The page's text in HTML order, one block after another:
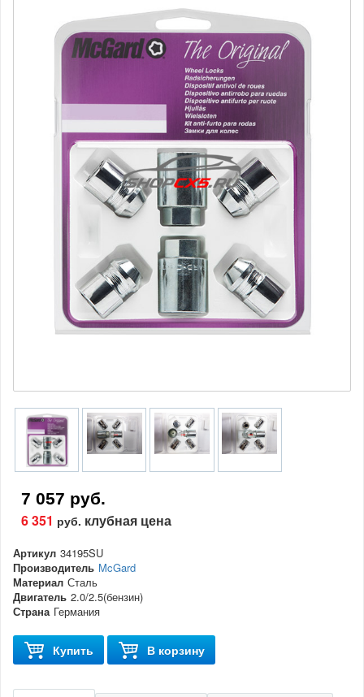
7 057 руб.
6 351 руб. клубная цена
Артикул 34195SU
Производитель McGard
Материал Сталь
Двигатель 2.0/2.5(бензин)
Страна Германия
Купить В корзину